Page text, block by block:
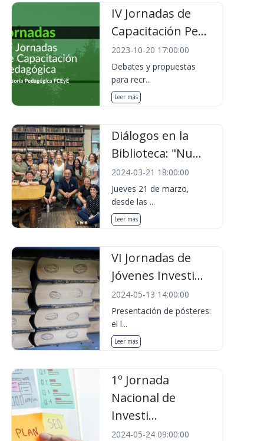
IV Jornadas de
Capacitación Pe...
2023-10-20 17:00:00
Debates y propuestas
para recr...
Leer más
Diálogos en la
Biblioteca: "Nu...
2024-03-21 18:00:00
Jueves 21 de marzo,
desde las ...
Leer más
VI Jornadas de
Jóvenes Investi...
2024-05-13 14:00:00
Presentación de pósteres:
el l...
Leer más
1º Jornada
Nacional de
Investi...
2024-05-24 09:00:00